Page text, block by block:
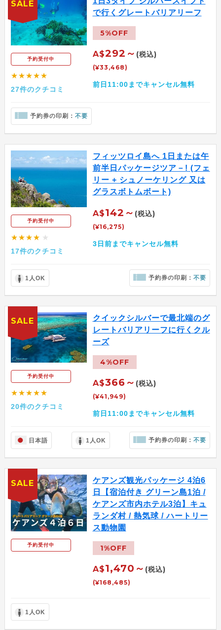
予約受付中
★★★★★
27件のクチコミ
で行くグレートバリアリーフ
5%OFF
A$292～ (税込)
(¥33,468)
前日11:00までキャンセル無料
予約券の印刷： 不要
SALE
予約受付中
★★★★ ★
17件のクチコミ
フィッツロイ島へ 1日または午
前半日パッケージツア－! (フェ
リー + シュノーケリング 又は
グラスボトムボート)
A$142～ (税込)
(¥16,275)
3日前までキャンセル無料
1人OK 予約券の印刷：不要
予約受付中
★★★★★
20件のクチコミ
クイックシルバーで最北端のグ
レートバリアリーフに行くクル
ーズ
4%OFF
A$366～ (税込)
(¥41,949)
前日11:00までキャンセル無料
日本語 1人OK 予約券の印刷：不要
SALE
予約受付中
ケアンズ観光パッケージ 4泊6
日【宿泊付き グリーン島1泊 /
ケアンズ市内ホテル3泊】キュ
ランダ村 / 熱気球 / ハートリー
ス動物園
1%OFF
A$1,470～ (税込)
(¥168,485)
1人OK
SALE